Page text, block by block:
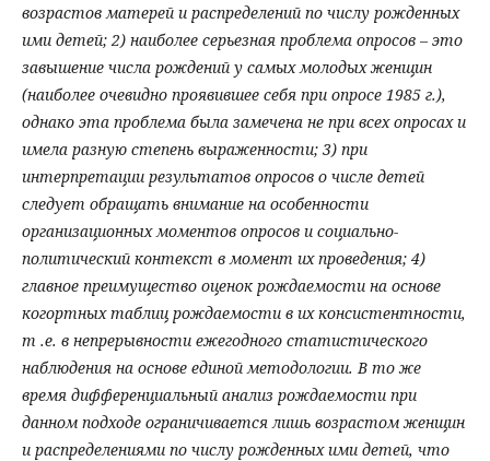
возрастов матерей и распределений по числу рожденных
ими детей; 2) наиболее серьезная проблема опросов – это
завышение числа рождений у самых молодых женщин
(наиболее очевидно проявившее себя при опросе 1985 г.),
однако эта проблема была замечена не при всех опросах и
имела разную степень выраженности; 3) при
интерпретации результатов опросов о числе детей
следует обращать внимание на особенности
организационных моментов опросов и социально-
политический контекст в момент их проведения; 4)
главное преимущество оценок рождаемости на основе
когортных таблиц рождаемости в их консистентности,
т .е. в непрерывности ежегодного статистического
наблюдения на основе единой методологии. В то же
время дифференциальный анализ рождаемости при
данном подходе ограничивается лишь возрастом женщин
и распределениями по числу рожденных ими детей, что